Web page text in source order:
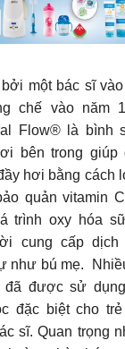
một bác sĩ
chế vào năm
Flow® là bình
bên trong giúp
hơi bằng cách
quản vitamin
trình oxy hóa
cung cấp dịch
như bú mẹ.
đã được sử
đặc biệt cho
sĩ. Quan trọng